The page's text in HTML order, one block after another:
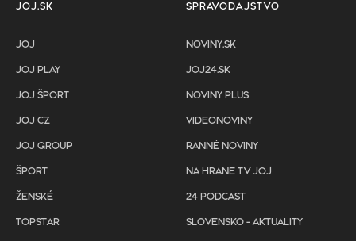
JOJ.SK
JOJ
JOJ PLAY
JOJ ŠPORT
JOJ CZ
JOJ GROUP
ŠPORT
ŽENSKÉ
TOPSTAR
SPRAVODAJSTVO
NOVINY.SK
JOJ24.SK
NOVINY PLUS
VIDEONOVINY
RANNÉ NOVINY
NA HRANE TV JOJ
24 PODCAST
SLOVENSKO - AKTUALITY